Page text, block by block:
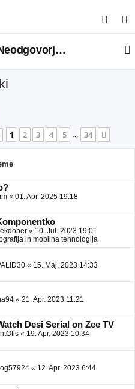
s
a
Neodgovorjeni prispevki
Stran 1od34
1 2 3 4 5 … 34
« 01. Apr. 2025 19:18
« 10. Jul. 2023 19:01
in mobilna tehnologija
« 15. Maj. 2023 14:33
« 21. Apr. 2023 11:21
Desi Serial on Zee TV
« 19. Apr. 2023 10:34
« 12. Apr. 2023 6:44